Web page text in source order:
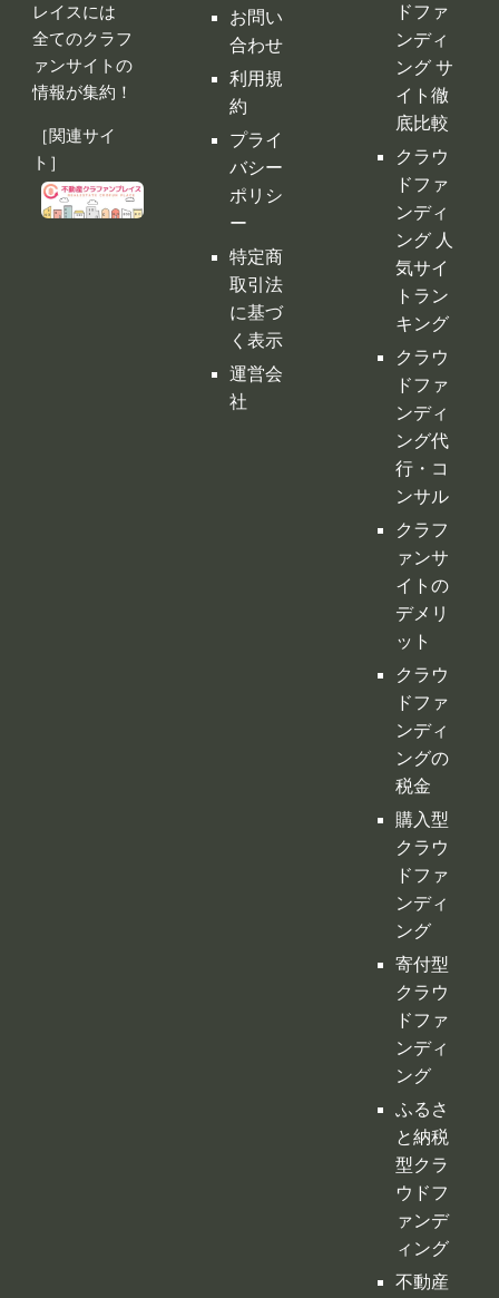
レイスには
全てのクラフ
ァンサイトの
情報が集約！
［関連サイ
ト］
お問い
合わせ
利用規
約
プライ
バシー
ポリシ
ー
特定商
取引法
に基づ
く表示
運営会
社
ドファ
ンディ
ング サ
イト徹
底比較
クラウ
ドファ
ンディ
ング 人
気サイ
トラン
キング
クラウ
ドファ
ンディ
ング代
行・コ
ンサル
クラフ
ァンサ
イトの
デメリ
ット
クラウ
ドファ
ンディ
ングの
税金
購入型
クラウ
ドファ
ンディ
ング
寄付型
クラウ
ドファ
ンディ
ング
ふるさ
と納税
型クラ
ウドフ
ァンデ
ィング
不動産